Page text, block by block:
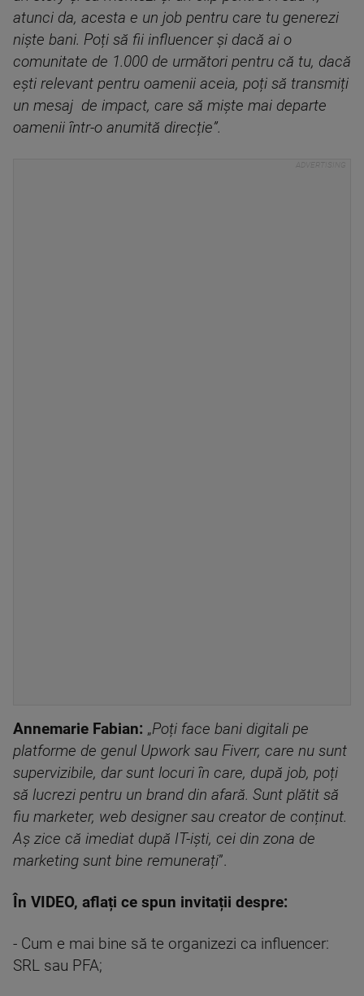
atunci da, acesta e un job pentru care tu generezi
niște bani. Poți să fii influencer și dacă ai o
comunitate de 1.000 de următori pentru că tu, dacă
ești relevant pentru oamenii aceia, poți să transmiți
un mesaj de impact, care să miște mai departe
oamenii într-o anumită direcție”.
Annemarie Fabian: „Poți face bani digitali pe
platforme de genul Upwork sau Fiverr, care nu sunt
supervizibile, dar sunt locuri în care, după job, poți
să lucrezi pentru un brand din afară. Sunt plătit să
fiu marketer, web designer sau creator de conținut.
Aș zice că imediat după IT-iști, cei din zona de
marketing sunt bine remunerați”.
În VIDEO, aflați ce spun invitații despre:
- Cum e mai bine să te organizezi ca influencer:
SRL sau PFA;